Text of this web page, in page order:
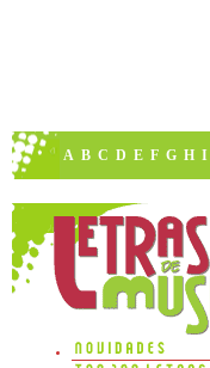
A B C D E F G H I